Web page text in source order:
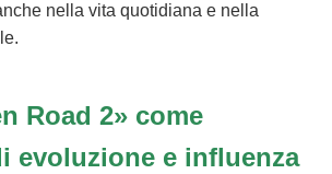
nella vita quotidiana e nella
Road 2» come
evoluzione e influenza